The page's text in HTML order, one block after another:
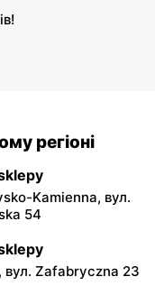
регіоні
Kamienna, вул.
54
вул. Zafabryczna 23